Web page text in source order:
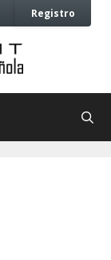
Registro